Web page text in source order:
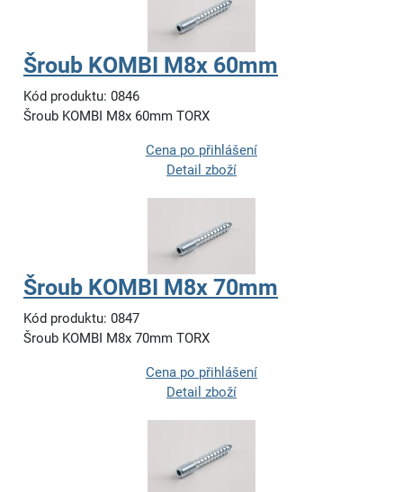
Šroub KOMBI M8x 60mm
Kód produktu: 0846
Šroub KOMBI M8x 60mm TORX
Cena po přihlášení
Detail zboží
Šroub KOMBI M8x 70mm
Kód produktu: 0847
Šroub KOMBI M8x 70mm TORX
Cena po přihlášení
Detail zboží